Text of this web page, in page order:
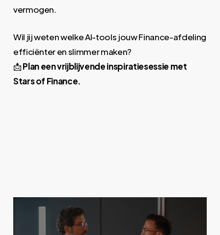
vermogen.
Wil jij weten welke AI-tools jouw Finance-afdeling
efficiënter en slimmer maken?
📩Plan een vrijblijvende inspiratiesessie met
Stars of Finance.